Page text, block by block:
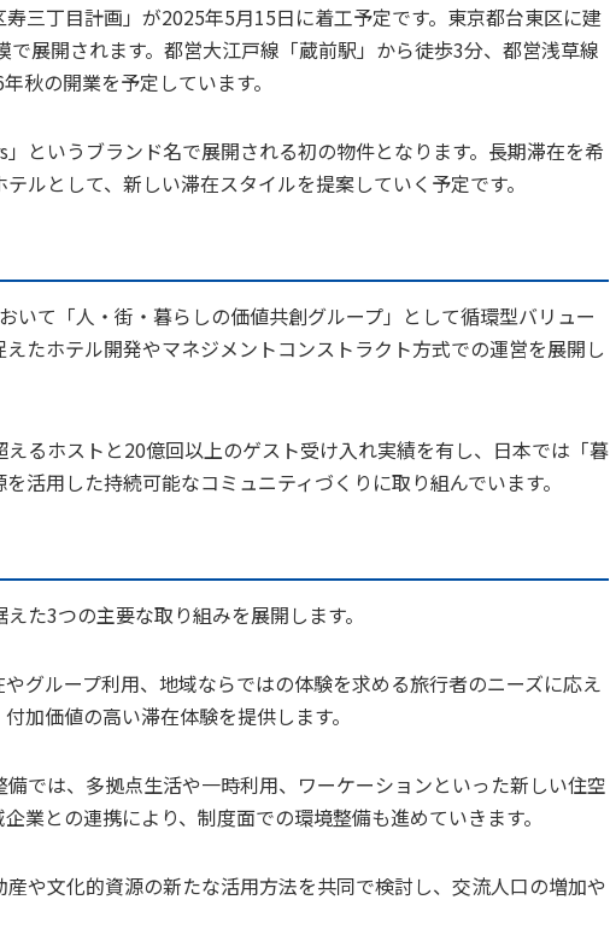
三丁目計画」が2025年5月15日に着工予定です。東京都台東区に建
展開されます。都営大江戸線「蔵前駅」から徒歩3分、都営浅草線
秋の開業を予定しています。
というブランド名で展開される初の物件となります。長期滞在を希
ルとして、新しい滞在スタイルを提案していく予定です。
いて「人・街・暮らしの価値共創グループ」として循環型バリュー
たホテル開発やマネジメントコンストラクト方式での運営を展開し
るホストと20億回以上のゲスト受け入れ実績を有し、日本では「暮
活用した持続可能なコミュニティづくりに取り組んでいます。
た3つの主要な取り組みを展開します。
グループ利用、地域ならではの体験を求める旅行者のニーズに応え
加価値の高い滞在体験を提供します。
では、多拠点生活や一時利用、ワーケーションといった新しい住空
業との連携により、制度面での環境整備も進めていきます。
や文化的資源の新たな活用方法を共同で検討し、交流人口の増加や